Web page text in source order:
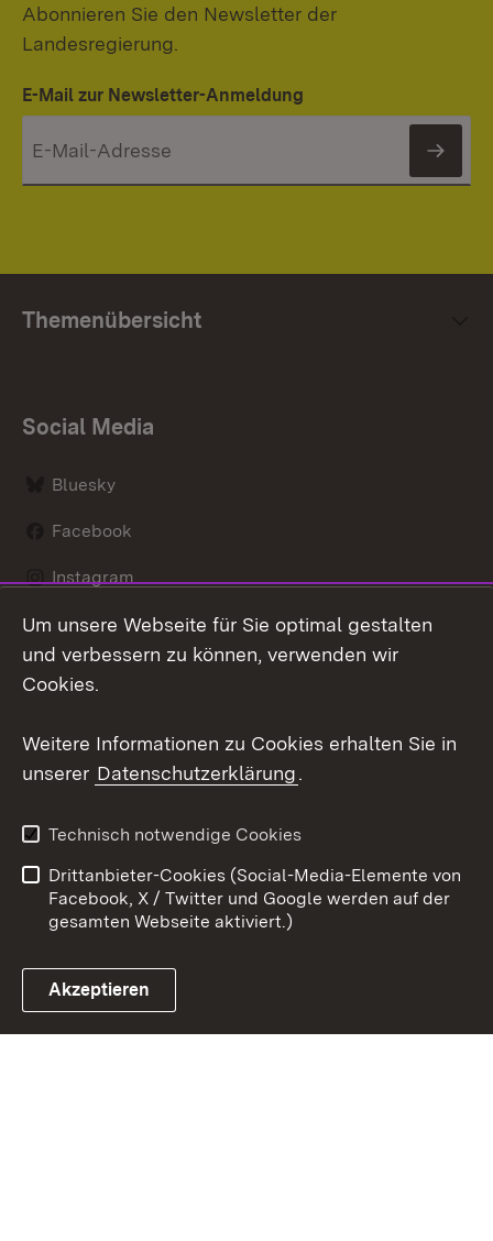
Abonnieren Sie den Newsletter der
Landesregierung.
E-Mail zur Newsletter-Anmeldung
Themenübersicht
Social Media
Bluesky
Facebook
Instagram
LinkedIn
Link zum Landesportal
Datenschutz
Barrierefreiheit
Impressum
Cookies
Um unsere Webseite für Sie optimal gestalten
und verbessern zu können, verwenden wir
Cookies.
Weitere Informationen zu Cookies erhalten Sie in
unserer Datenschutzerklärung.
Technisch notwendige Cookies
Drittanbieter-Cookies (Social-Media-Elemente von
Facebook, X / Twitter und Google werden auf der
gesamten Webseite aktiviert.)
Akzeptieren